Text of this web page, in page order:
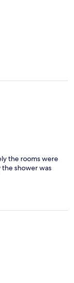
the rooms were
shower was